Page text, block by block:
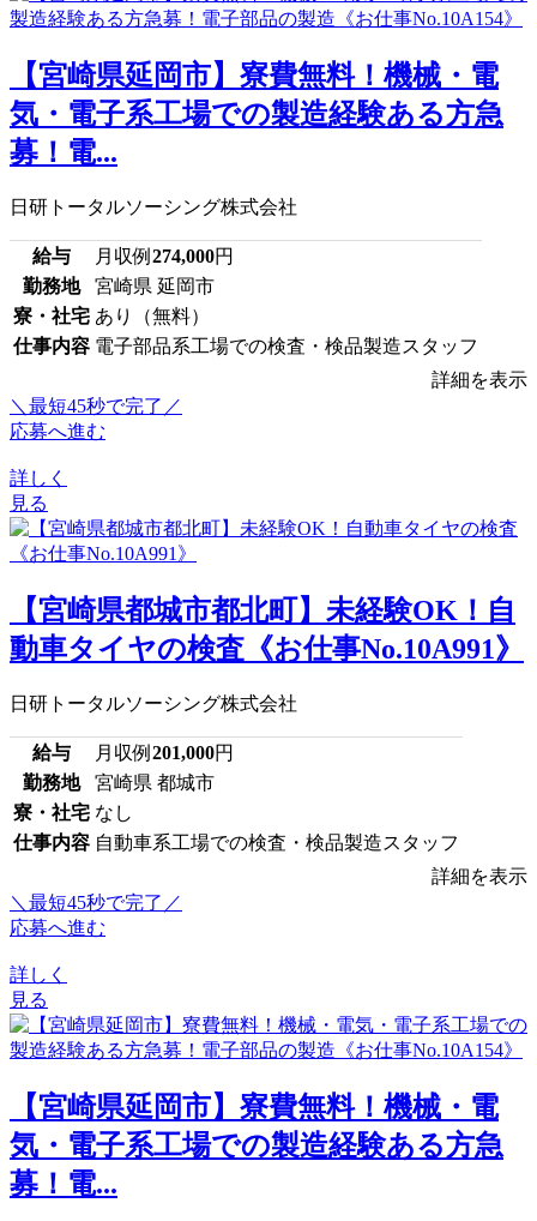
【宮崎県延岡市】寮費無料！機械・電
気・電子系工場での製造経験ある方急
募！電...
日研トータルソーシング株式会社
給与 月収例 274,000円
勤務地
宮崎県 延岡市
寮・社宅 あり（無料）
仕事内容 電子部品系工場での検査・検品製造スタッフ
詳細を表示
＼最短45秒で完了／
応募へ進む
詳しく
見る
【宮崎県都城市都北町】未経験OK！自
動車タイヤの検査《お仕事No.10A991》
日研トータルソーシング株式会社
給与 月収例 201,000円
勤務地
宮崎県 都城市
寮・社宅 なし
仕事内容 自動車系工場での検査・検品製造スタッフ
詳細を表示
＼最短45秒で完了／
応募へ進む
詳しく
見る
【宮崎県延岡市】寮費無料！機械・電
気・電子系工場での製造経験ある方急
募！電...